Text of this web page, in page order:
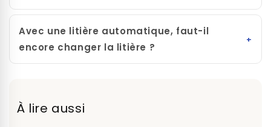
Avec une litière automatique, faut-il
encore changer la litière ?
À lire aussi